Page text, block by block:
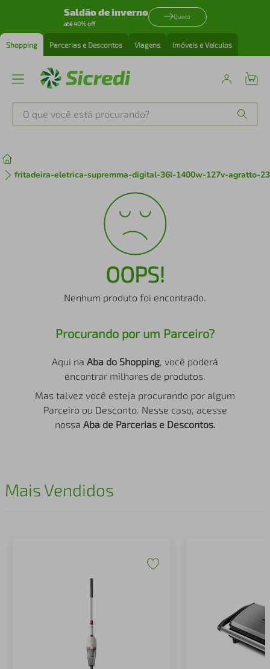
Saldão de inverno
até 40% off
Quero
Shopping Parcerias e Descontos Viagens Imóveis e Veículos
O que você está procurando?
fritadeira-eletrica-supremma-digital-36l-1400w-127v-agratto-
OOPS!
Nenhum produto foi encontrado.
Procurando por um Parceiro?
Aqui na Aba do Shopping, você poderá
encontrar milhares de produtos.
Mas talvez você esteja procurando por algum
Parceiro ou Desconto. Nesse caso, acesse
nossa Aba de Parcerias e Descontos.
Mais Vendidos
º tenis
iphone